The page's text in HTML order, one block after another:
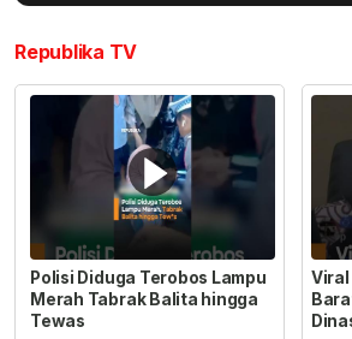
Republika TV
Polisi Diduga Terobos Lampu
Merah Tabrak Balita hingga
Tewas
Viral